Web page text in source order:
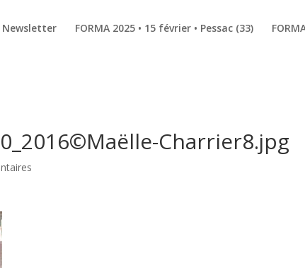
FORMA 2025 • 15 février • Pessac (33)
Charrier8.jpg